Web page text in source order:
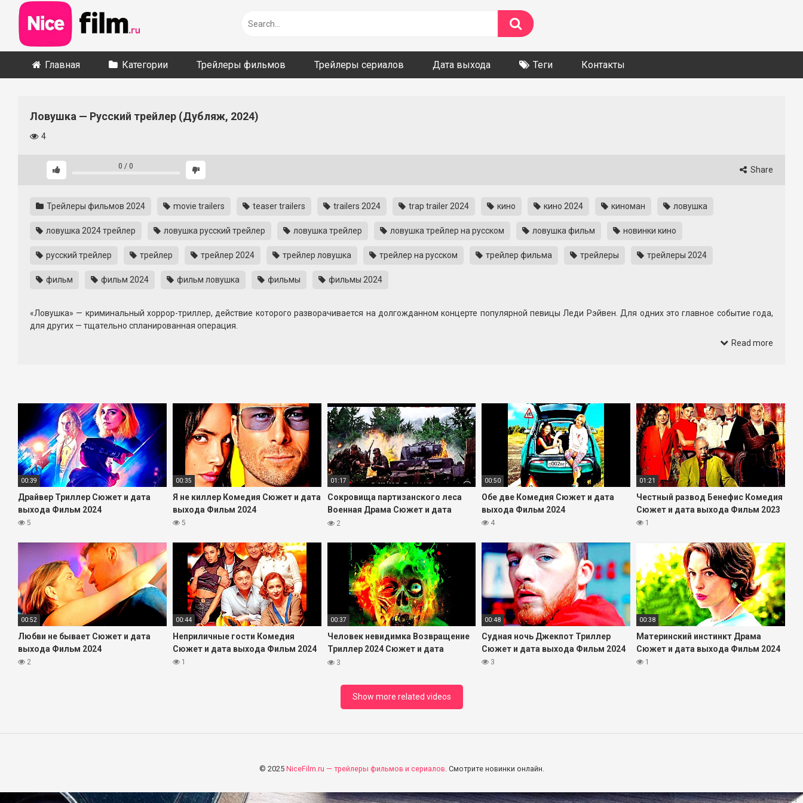
content
Главная Категории Трейлеры фильмов Трейлеры сериалов Дата выхода Теги Контакты
Ловушка — Русский трейлер (Дубляж, 2024)
4
0 / 0 Share
Трейлеры фильмов 2024 movie trailers teaser trailers trailers 2024 trap trailer 2024 кино кино 2024 киноман ловушка
ловушка 2024 трейлер ловушка русский трейлер ловушка трейлер ловушка трейлер на русском ловушка фильм новинки кино
русский трейлер трейлер трейлер 2024 трейлер ловушка трейлер на русском трейлер фильма трейлеры трейлеры 2024
фильм фильм 2024 фильм ловушка фильмы фильмы 2024
«Ловушка» — криминальный хоррор-триллер, действие которого разворачивается на долгожданном концерте популярной певицы Леди Рэйвен. Для одних это главное событие года,
для других — тщательно спланированная операция.
Отец Райли, Купер, добывает билеты, чтобы исполнить мечту дочери и подарить ей встречу с кумиром. Но едва начавшееся шоу для него быстро теряет блеск: не разделяя
Read more
00:39
Драйвер Триллер Сюжет и дата
выхода Фильм 2024
5
00:35
Я не киллер Комедия Сюжет и дата
выхода Фильм 2024
5
01:17
Сокровища партизанского леса
Военная Драма Сюжет и дата
выхода Фильм 2023
2
00:50
Обе две Комедия Сюжет и дата
выхода Фильм 2024
4
01:21
Честный развод Бенефис Комедия
Сюжет и дата выхода Фильм 2023
1
00:52
Любви не бывает Сюжет и дата
выхода Фильм 2024
2
00:44
Неприличные гости Комедия
Сюжет и дата выхода Фильм 2024
1
00:37
Человек невидимка Возвращение
Триллер 2024 Сюжет и дата
выхода Фильм
3
00:48
Судная ночь Джекпот Триллер
Сюжет и дата выхода Фильм 2024
3
00:38
Материнский инстинкт Драма
Сюжет и дата выхода Фильм 2024
1
Show more related videos
© 2025 NiceFilm.ru — трейлеры фильмов и сериалов . Смотрите новинки онлайн.